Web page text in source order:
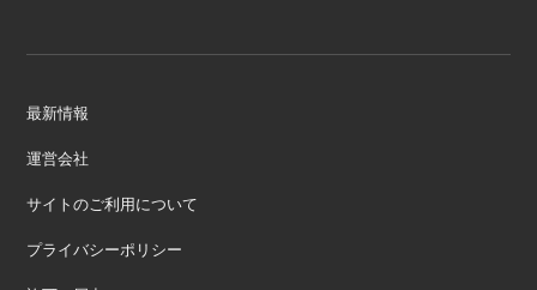
最新情報
運営会社
サイトのご利用について
プライバシーポリシー